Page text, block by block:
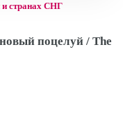
странах СНГ
поцелуй / The